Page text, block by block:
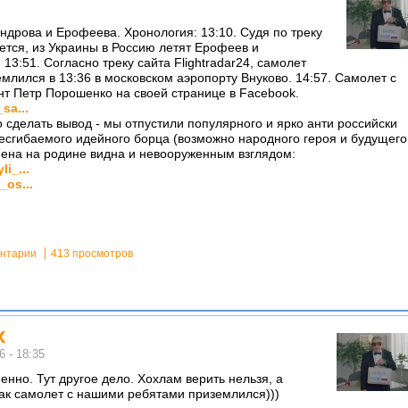
и Ерофеева. Хронология: 13:10. Судя по треку
из Украины в Россию летят Ерофеев и
Согласно треку сайта Flightradar24, самолет
в 13:36 в московском аэропорту Внуково. 14:57. Самолет с
Петр Порошенко на своей странице в Facebook.
вывод - мы отпустили популярного и ярко анти российски
идейного борца (возможно народного героя и будущего
на родине видна и невооруженным взглядом:
413 просмотров
- 18:35
Тут другое дело. Хохлам верить нельзя, а
самолет с нашими ребятами приземлился)))